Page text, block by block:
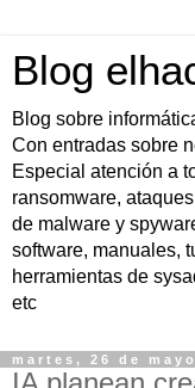
Blog
Blog sobre
Con entradas sobre
Especial atención a
ransomware,
de malware y
software, manuales,
herramientas de
etc
martes, 26 de